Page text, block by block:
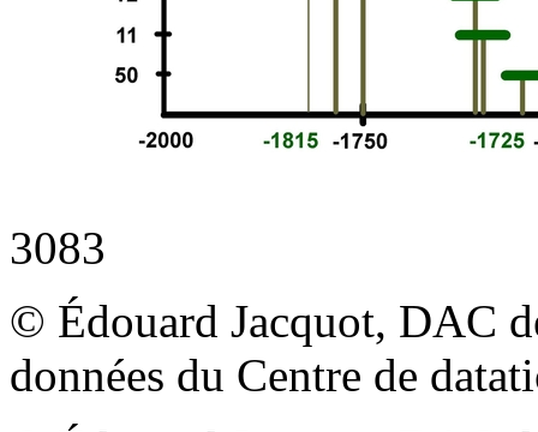
3083
© Édouard Jacquot, DAC
données du Centre de